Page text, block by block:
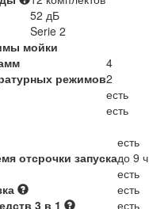
52 дБ
Serie 2
мойки
4
режимов2
есть
есть
есть
отсрочки запускадо 9 ч
есть
есть
3 в 1
есть